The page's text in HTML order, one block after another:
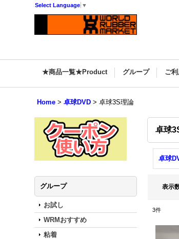
Select Language ▼
★商品一覧★Product グループ ご
Home > 卓球DVD > 卓球3S理論
グループ
お試し
WRMおすすめ
粘着
卓球
卓球
表示
3件